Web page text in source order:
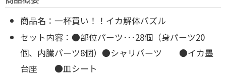
商品名：一杯買い！！イカ解体パズル
セット内容：●部位パーツ･･･28個（身パーツ20
個、内臓パーツ8個） ●シャリパーツ ●イカ墨
台座 ●皿シート